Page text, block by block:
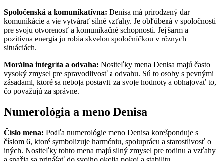
Spoločenská a komunikatívna: Denisa má prirodzený dar
komunikácie a vie vytvárať silné vzťahy. Je obľúbená v spoločnosti
pre svoju otvorenosť a komunikačné schopnosti. Jej šarm a
pozitívna energia ju robia skvelou spoločníčkou v rôznych
situáciách.
Morálna integrita a odvaha: Nositeľky mena Denisa majú často
vysoký zmysel pre spravodlivosť a odvahu. Sú to osoby s pevnými
zásadami, ktoré sa neboja postaviť za svoje hodnoty a obhajovať to,
čo považujú za správne.
Numerológia a meno Denisa
Číslo mena: Podľa numerológie meno Denisa korešponduje s
číslom 6, ktoré symbolizuje harmóniu, spoluprácu a starostlivosť o
iných. Nositeľky tohto mena majú silný zmysel pre rodinu a vzťahy